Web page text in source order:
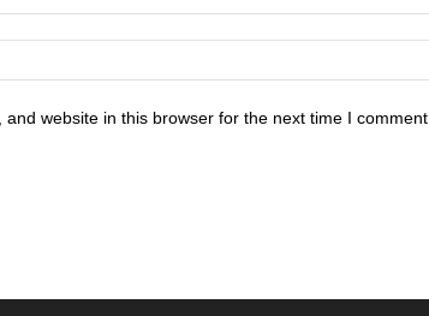
website in this browser for the next time I comment.